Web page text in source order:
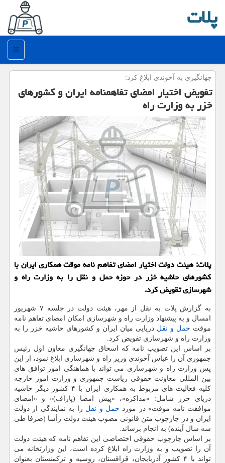
پلات
منو
جهانگیری به آخوندی ابلاغ كرد:
تفویض اختیار امضای تفاهمنامه ایران و كشورهای
خزر به وزارت راه
پلات: هیئت دولت اختیار امضای تفاهم نامه موقت همكاری ایران با
كشورهای حاشیه خزر در حوزه حمل و نقل را به وزارت راه و
شهرسازی تقویض كرد.
به گزارش پلات به نقل از مهر، هیئت دولت در جلسه ۷ شهریور
امسال و به پیشنهاد وزارت راه و شهرسازی امكان امضای تفاهم نامه
موقت حمل و نقل دریایی میان ایران و كشورهای حاشیه خزر را به
وزارت راه و شهرسازی تفویض كرد.
بر اساس این تصویب نامه كه اسحاق جهانگیری معاون اول رئیس
جمهوری آن را عباس آخوندی وزیر راه و شهرسازی ابلاغ نمود، از این
پس وزارت راه و شهرسازی می تواند با هماهنگی امور توافق های
بین المللی معاونت حقوقی ریاست جمهوری و وزارت امور خارجه
كلیه فعالیت های مربوط به همكاری ایران با ۴ كشور دیگر حاشیه
دریای خزر شامل: «مذاكره»، «پیش امضا (پاراف)» و «امضای
موافقت نامه موقت» در مورد حمل و نقل را به نمایندگی از دولت
ایران و در چارچوب متن قانونی مصوب هیئت دولت رأسا (صرفا طی
سه سال آینده) به انجام برساند.
بر اساس چارچوب حقوقی اختصاصی این تفاهم نامه كه هیئت دولت
آن را تصویب و به وزارت راه ابلاغ كرده است، این وزارتخانه می
تواند با ۴ كشور آذربایجان، قزاقستان، روسیه و تركمنستان بعنوان